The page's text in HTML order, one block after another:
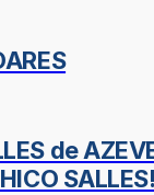
de
SALLES!